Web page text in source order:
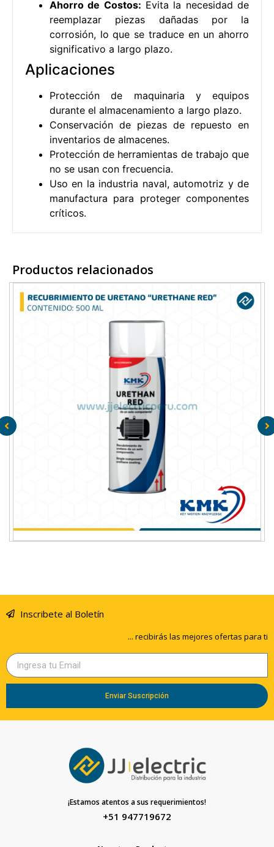
Ahorro de Costos: Evita la necesidad de
reemplazar piezas dañadas por la
corrosión, lo que se traduce en un ahorro
significativo a largo plazo.
Aplicaciones
Protección de maquinaria y equipos
durante el almacenamiento a largo plazo.
Conservación de piezas de repuesto en
inventarios de almacenes.
Protección de herramientas de trabajo que
no se usan con frecuencia.
Uso en la industria naval, automotriz y de
manufactura para proteger componentes
críticos.
Productos relacionados
RECUBRIMIENTO DE URETANO “URETHANE RED”
CONTENIDO: 500 ML KMK
Inscribete al Boletín
... recibirás las mejores ofertas para ti
Enviar Suscripción
¡Estamos atentos a sus requerimientos!
+51 947719672